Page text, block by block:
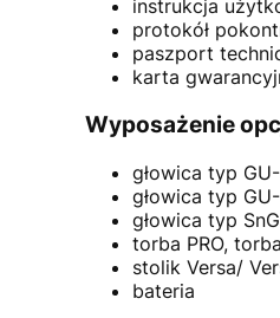
instrukcja
protokół
paszport
karta
Wyposażenie
głowica typ
głowica typ
głowica typ
torba PRO,
stolik Versa/
bateria